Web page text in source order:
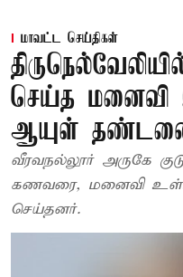
மாவட்ட செய்திகள்
செய்த மனைவி
ஆயுள்
வீரவநல்லூர் அருகே
கணவரை, மனைவி
செய்தனர்.